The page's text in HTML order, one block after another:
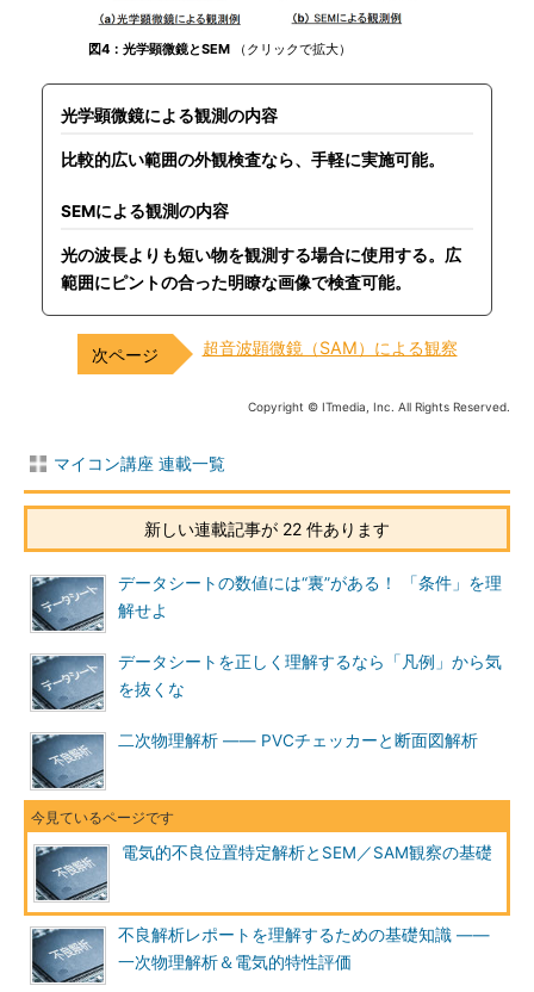
図4：光学顕微鏡とSEM （クリックで拡大）
光学顕微鏡による観測の内容
比較的広い範囲の外観検査なら、手軽に実施可能。
SEMによる観測の内容
光の波長よりも短い物を観測する場合に使用する。広
範囲にピントの合った明瞭な画像で検査可能。
超音波顕微鏡（SAM）による観察
Copyright © ITmedia, Inc. All Rights Reserved.
マイコン講座 連載一覧
新しい連載記事が 22 件あります
データシートの数値には“裏”がある！ 「条件」を理
解せよ
データシートを正しく理解するなら「凡例」から気
を抜くな
二次物理解析 ―― PVCチェッカーと断面図解析
電気的不良位置特定解析とSEM／SAM観察の基礎
不良解析レポートを理解するための基礎知識 ――
一次物理解析＆電気的特性評価